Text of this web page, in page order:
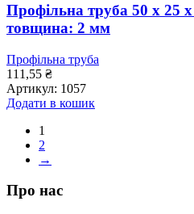
Профільна труба 50 x 25
товщина: 2 мм
Профільна труба
111,55 ₴
Артикул: 1057
Додати в кошик
1
2
→
Про нас